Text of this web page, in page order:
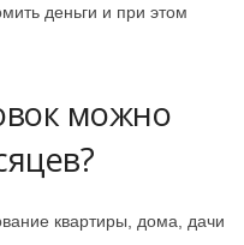
деньги и при этом
можно
квартиры, дома, дачи